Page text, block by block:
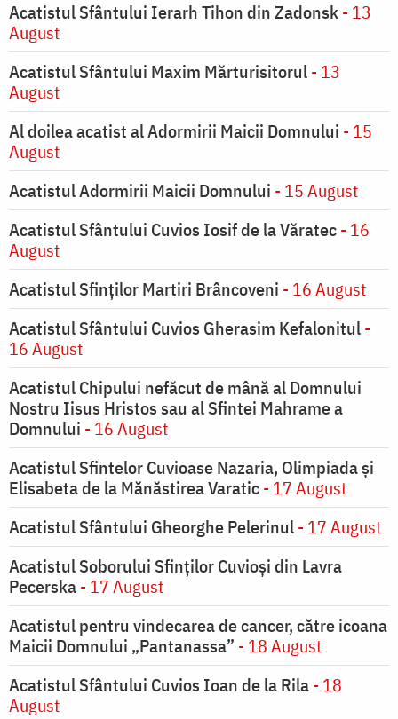
Acatistul Sfântului Ierarh Tihon din Zadonsk- 13
August
Acatistul Sfântului Maxim Mărturisitorul- 13
August
Al doilea acatist al Adormirii Maicii Domnului - 15
August
Acatistul Adormirii Maicii Domnului - 15 August
Acatistul Sfântului Cuvios Iosif de la Văratec- 16
August
Acatistul Sfinților Martiri Brâncoveni - 16 August
Acatistul Sfântului Cuvios Gherasim Kefalonitul-
16 August
Acatistul Chipului nefăcut de mână al Domnului
Nostru Iisus Hristos sau al Sfintei Mahrame a
Domnului - 16 August
Acatistul Sfintelor Cuvioase Nazaria, Olimpiada și
Elisabeta de la Mănăstirea Varatic- 17 August
Acatistul Sfântului Gheorghe Pelerinul- 17 August
Acatistul Soborului Sfinților Cuvioși din Lavra
Pecerska- 17 August
Acatistul pentru vindecarea de cancer, către icoana
Maicii Domnului „Pantanassa” - 18 August
Acatistul Sfântului Cuvios Ioan de la Rila- 18
August